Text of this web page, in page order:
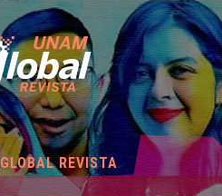
GLOBAL REVISTA